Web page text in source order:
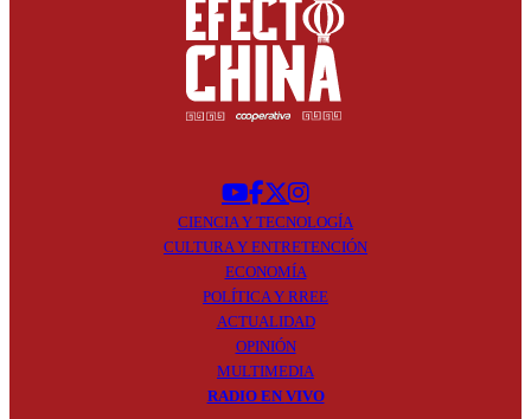
CIENCIA Y TECNOLOGÍA
CULTURA Y ENTRETENCIÓN
ECONOMÍA
POLÍTICA Y RREE
ACTUALIDAD
OPINIÓN
MULTIMEDIA
RADIO EN VIVO